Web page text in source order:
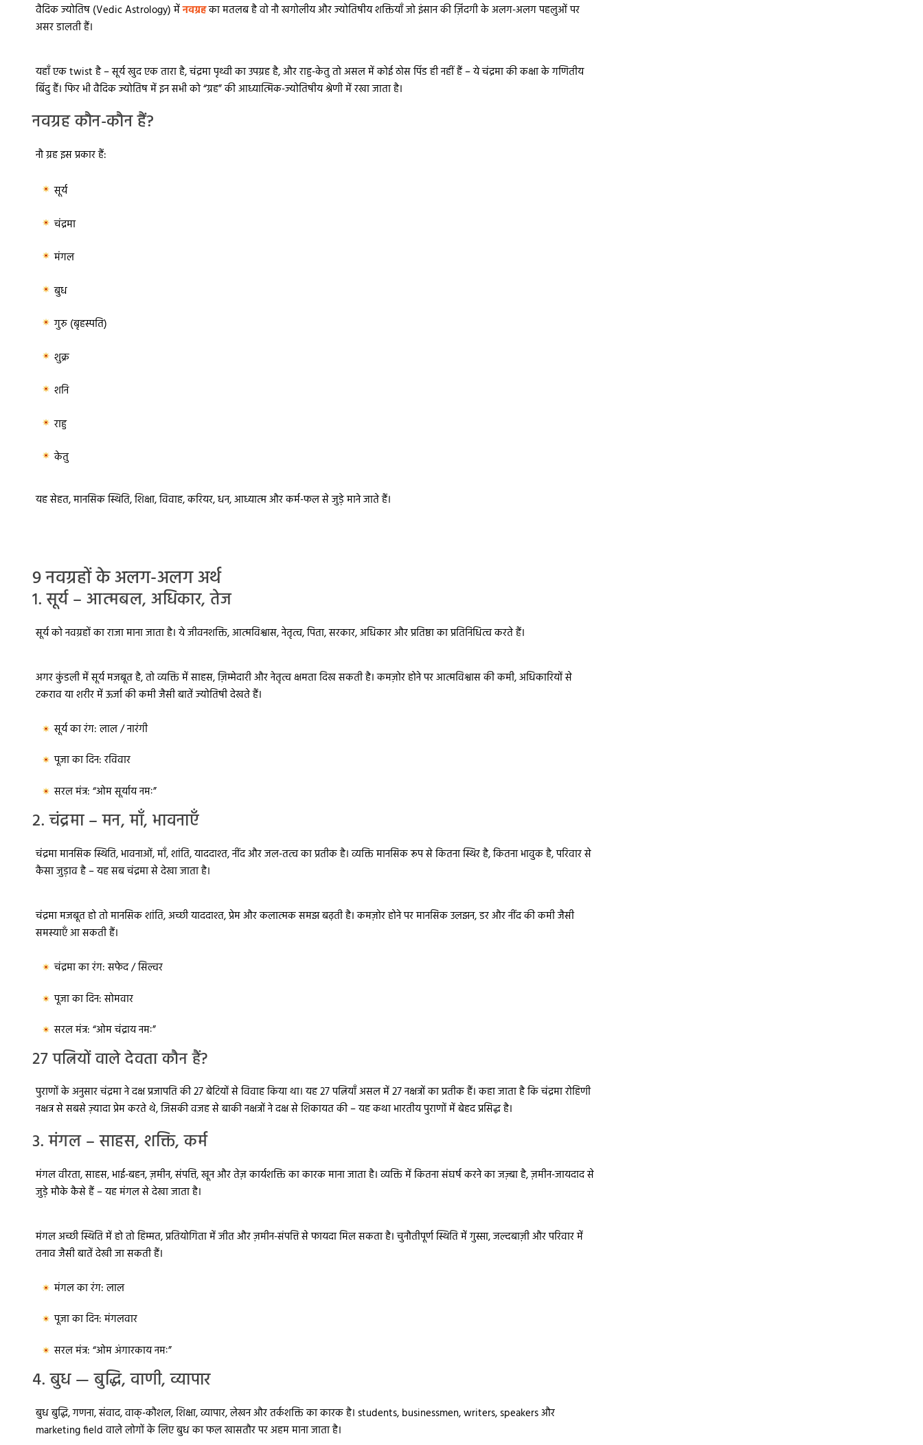
वैदिक ज्योतिष (Vedic Astrology) मेंनवग्रहका मतलब है वो नौ खगोलीय और ज्योतिषीय शक्तियाँ जो इंसान की ज़िंदगी के अलग-अलग पहलुओं पर
असर डालती हैं।
यहाँ एक twist है – सूर्य खुद एक तारा है, चंद्रमा पृथ्वी का उपग्रह है, और राहु-केतु तो असल में कोई ठोस पिंड ही नहीं हैं – ये चंद्रमा की कक्षा के गणितीय
बिंदु हैं। फिर भी वैदिक ज्योतिष में इन सभी को“ग्रह”की आध्यात्मिक-ज्योतिषीय श्रेणी में रखा जाता है।
नवग्रह कौन-कौन हैं?
नौ ग्रह इस प्रकार हैं:
सूर्य
चंद्रमा
मंगल
बुध
गुरु (बृहस्पति)
शुक्र
शनि
राहु
केतु
यह सेहत, मानसिक स्थिति, शिक्षा, विवाह, करियर, धन, आध्यात्म और कर्म-फल से जुड़े माने जाते हैं।
9 नवग्रहों के अलग-अलग अर्थ
1. सूर्य – आत्मबल, अधिकार, तेज
सूर्य को नवग्रहों का राजा माना जाता है। ये जीवनशक्ति, आत्मविश्वास, नेतृत्व, पिता, सरकार, अधिकार और प्रतिष्ठा का प्रतिनिधित्व करते हैं।
अगर कुंडली में सूर्य मजबूत है, तो व्यक्ति में साहस, ज़िम्मेदारी और नेतृत्व क्षमता दिख सकती है। कमज़ोर होने पर आत्मविश्वास की कमी, अधिकारियों से
टकराव या शरीर में ऊर्जा की कमी जैसी बातें ज्योतिषी देखते हैं।
सूर्य का रंग:लाल / नारंगी
पूजा का दिन:रविवार
सरल मंत्र: “ओम सूर्याय नमः”
2. चंद्रमा – मन, माँ, भावनाएँ
चंद्रमा मानसिक स्थिति, भावनाओं, माँ, शांति, याददाश्त, नींद और जल-तत्व का प्रतीक है। व्यक्ति मानसिक रूप से कितना स्थिर है, कितना भावुक है, परिवार से
कैसा जुड़ाव है – यह सब चंद्रमा से देखा जाता है।
चंद्रमा मजबूत हो तो मानसिक शांति, अच्छी याददाश्त, प्रेम और कलात्मक समझ बढ़ती है। कमज़ोर होने पर मानसिक उलझन, डर और नींद की कमी जैसी
समस्याएँ आ सकती हैं।
चंद्रमा का रंग:सफेद / सिल्वर
पूजा का दिन:सोमवार
सरल मंत्र: “ओम चंद्राय नमः”
27 पत्नियों वाले देवता कौन हैं?
पुराणों के अनुसार चंद्रमा ने दक्ष प्रजापति की 27 बेटियों से विवाह किया था। यह 27 पत्नियाँ असल में 27 नक्षत्रों का प्रतीक हैं। कहा जाता है कि चंद्रमा रोहिणी
नक्षत्र से सबसे ज़्यादा प्रेम करते थे, जिसकी वजह से बाकी नक्षत्रों ने दक्ष से शिकायत की – यह कथा भारतीय पुराणों में बेहद प्रसिद्ध है।
3. मंगल – साहस, शक्ति, कर्म
मंगल वीरता, साहस, भाई-बहन, ज़मीन, संपत्ति, खून और तेज़ कार्यशक्ति का कारक माना जाता है। व्यक्ति में कितना संघर्ष करने का जज़्बा है, ज़मीन-जायदाद से
जुड़े मौके कैसे हैं – यह मंगल से देखा जाता है।
मंगल अच्छी स्थिति में हो तो हिम्मत, प्रतियोगिता में जीत और ज़मीन-संपत्ति से फायदा मिल सकता है। चुनौतीपूर्ण स्थिति में गुस्सा, जल्दबाज़ी और परिवार में
तनाव जैसी बातें देखी जा सकती हैं।
मंगल का रंग:लाल
पूजा का दिन:मंगलवार
सरल मंत्र: “ओम अंगारकाय नमः”
4. बुध — बुद्धि, वाणी, व्यापार
बुध बुद्धि, गणना, संवाद, वाक्-कौशल, शिक्षा, व्यापार, लेखन और तर्कशक्ति का कारक है। students, businessmen, writers, speakers और
marketing field वाले लोगों के लिए बुध का फल खासतौर पर अहम माना जाता है।